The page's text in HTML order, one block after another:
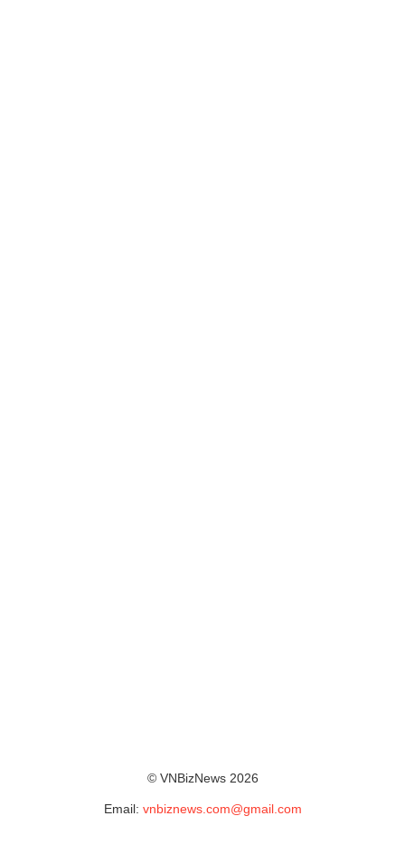
© VNBizNews 2026
Email: vnbiznews.com@gmail.com